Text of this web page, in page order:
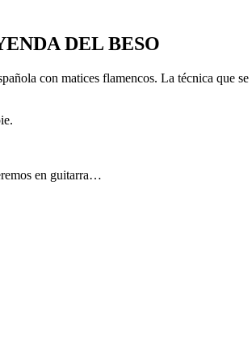
DEL BESO
con matices flamencos. La técnica que
en guitarra…